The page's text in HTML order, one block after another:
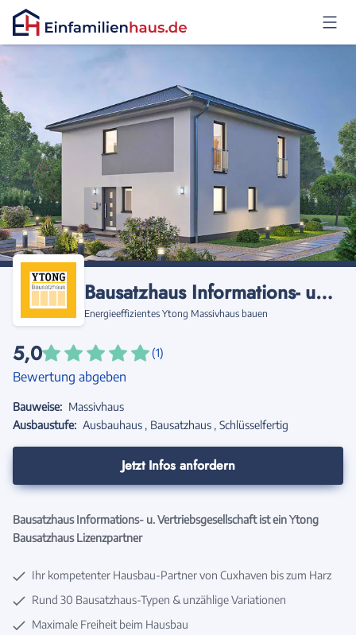
Bausatzhaus Informations- u. Vertriebsgesellschaft
Energieeffizientes Ytong Massivhaus bauen
5,0 (1)
Bewertung abgeben
Bauweise: Massivhaus
Ausbaustufe: Ausbauhaus Bausatzhaus Schlüsselfertig
Jetzt Infos anfordern
Bausatzhaus Informations- u. Vertriebsgesellschaft ist ein Ytong
Bausatzhaus Lizenzpartner
Ihr kompetenter Hausbau-Partner von Cuxhaven bis zum Harz
Rund 30 Bausatzhaus-Typen & unzählige Variationen
Maximale Freiheit beim Hausbau